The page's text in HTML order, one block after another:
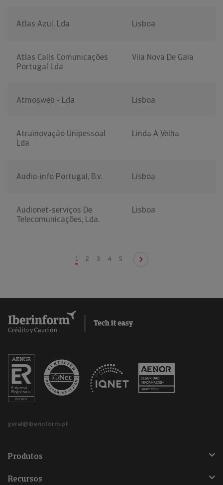
Atlas Azul, Lda Lisboa
Atlas Calls Comunicações
Portugal Lda
Vila Nova De Gaia
Atmosweb - Lda Lisboa
Atrainovação Unipessoal
Lda
Linda A Velha
Audio-info Portugal, B.v. Lisboa
Audionet-serviços De
Telecomunicações, Lda.
Lisboa
1 2 3 4 5
geral@iberinform.pt
Produtos
Recursos